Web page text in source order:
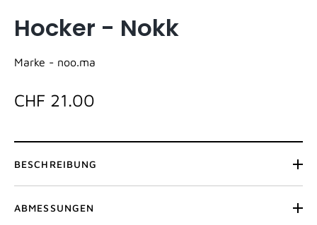
Hocker - Nokk
Marke - noo.ma
CHF 21.00
BESCHREIBUNG
ABMESSUNGEN